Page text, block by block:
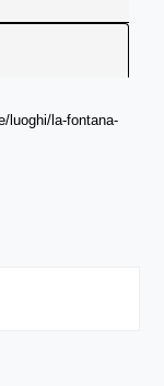
luoghi/la-fontana-